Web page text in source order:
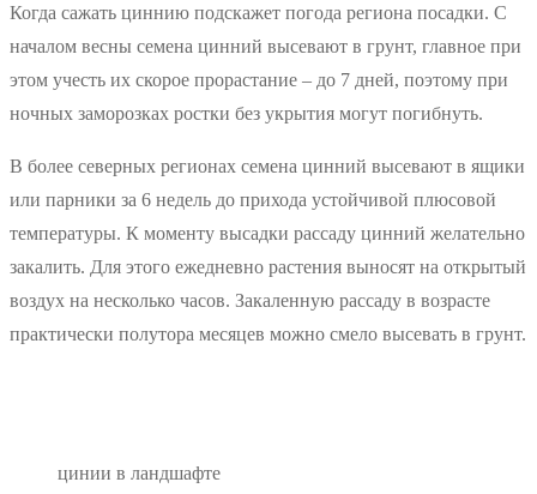
Когда сажать циннию подскажет погода региона посадки. С
началом весны семена цинний высевают в грунт, главное при
этом учесть их скорое прорастание – до 7 дней, поэтому при
ночных заморозках ростки без укрытия могут погибнуть.
В более северных регионах семена цинний высевают в ящики
или парники за 6 недель до прихода устойчивой плюсовой
температуры. К моменту высадки рассаду цинний желательно
закалить. Для этого ежедневно растения выносят на открытый
воздух на несколько часов. Закаленную рассаду в возрасте
практически полутора месяцев можно смело высевать в грунт.
цинии в ландшафте